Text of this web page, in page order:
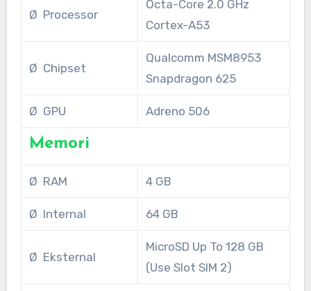
Ø Processor
Octa-Core 2.0 GHz
Cortex-A53
Ø Chipset
Qualcomm MSM8953
Snapdragon 625
Ø GPU Adreno 506
Memori
Ø RAM 4 GB
Ø Internal 64 GB
Ø Eksternal
MicroSD Up To 128 GB
(Use Slot SIM 2)